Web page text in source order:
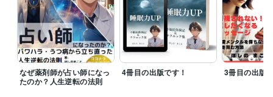
【相談者様からのコメント】
＜Mさん＞
声が大好きです。
優しい口調でほんとに癒されるので、
是非他の方にも電話かけてみてほしいです。
＜Sさん＞
なぜ薬剤師が占い師になっ
たのか？人生逆転の法則
4冊目の出版です！ 3冊目の出版